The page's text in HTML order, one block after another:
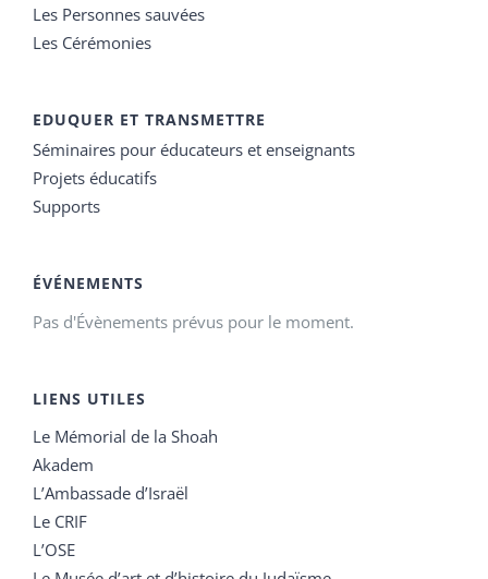
Les Personnes sauvées
Les Cérémonies
EDUQUER ET TRANSMETTRE
Séminaires pour éducateurs et enseignants
Projets éducatifs
Supports
ÉVÉNEMENTS
Pas d'Évènements prévus pour le moment.
LIENS UTILES
Le Mémorial de la Shoah
Akadem
L’Ambassade d’Israël
Le CRIF
L’OSE